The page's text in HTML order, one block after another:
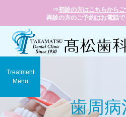
⇒初診の方はこちらからご
再診の方のご予約はお電話
歯周病
Treatment
Menu